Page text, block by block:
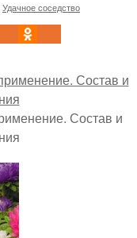
Удачное соседство
Состав и